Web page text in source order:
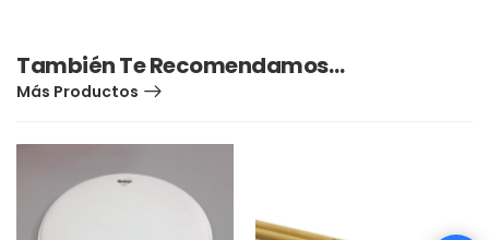
También Te Recomendamos…
Más Productos